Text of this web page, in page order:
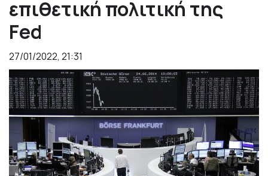
επιθετική πολιτική της
Fed
27/01/2022, 21:31